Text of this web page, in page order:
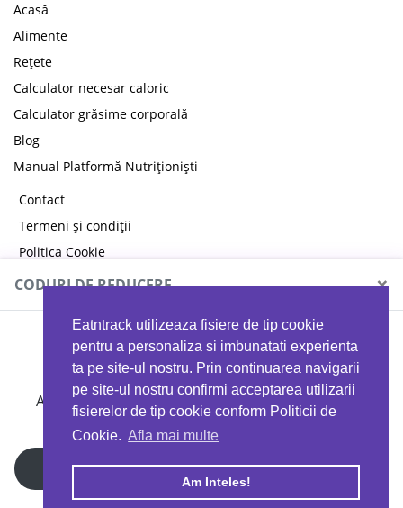
Eatntrack utilizeaza fisiere de tip cookie
pentru a personaliza si imbunatati experienta
ta pe site-ul nostru. Prin continuarea navigarii
pe site-ul nostru confirmi acceptarea utilizarii
fisierelor de tip cookie conform Politicii de
Cookie. Afla mai multe
Am Inteles!
Acasă
Alimente
Rețete
Calculator necesar caloric
Calculator grăsime corporală
Blog
Manual Platformă Nutriționiști
Contact
Termeni și condiții
Politica Cookie
Politica de confidențialitate
Copyright © 2026 EAT & TRACK S.R.L
CODURI DE REDUCERE ×
MYPROTEIN
Ai 40%reducere la orice comandă folosind codul
EATTRACK
Profită acum